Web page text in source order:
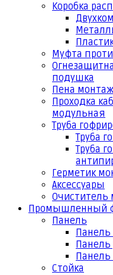
Коробка
Муфта
подушка
Пена
Проходка
модульная
Труба
Труба
Труба
Герметик
Аксессуары
Промышленный
Панель
Панель
Панель
Панель
Стойка